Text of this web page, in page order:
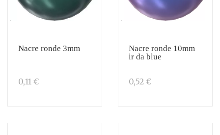
Nacre ronde 3mm
0,11 €
Nacre ronde 10mm
ir da blue
0,52 €